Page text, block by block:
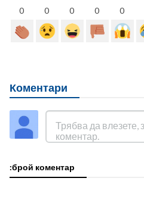
0 0 0 0 0
Коментари
:брой коментар